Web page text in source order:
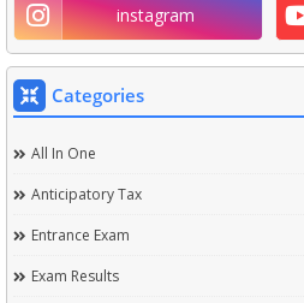
instagram
Categories
All In One
Anticipatory Tax
Entrance Exam
Exam Results